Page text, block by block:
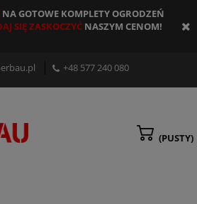
NA GOTOWE KOMPLETY OGRODZEŃ
SIĘ ZASKOCZYĆ NASZYM CENOM!
+48 577 240 080
(PUSTY)